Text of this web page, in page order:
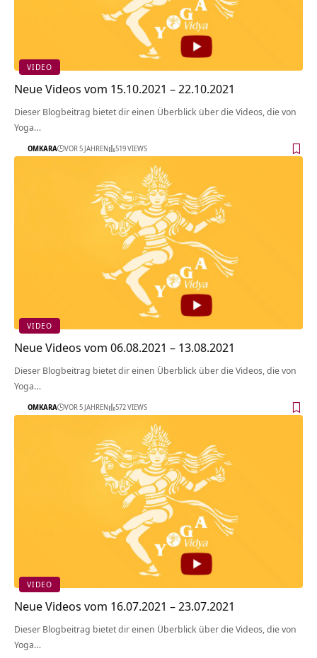
VIDEO
Neue Videos vom 15.10.2021 – 22.10.2021
Dieser Blogbeitrag bietet dir einen Überblick über die Videos, die von
Yoga…
OMKARA VOR 5 JAHREN 519 VIEWS
VIDEO
Neue Videos vom 06.08.2021 – 13.08.2021
Dieser Blogbeitrag bietet dir einen Überblick über die Videos, die von
Yoga…
OMKARA VOR 5 JAHREN 572 VIEWS
VIDEO
Neue Videos vom 16.07.2021 – 23.07.2021
Dieser Blogbeitrag bietet dir einen Überblick über die Videos, die von
Yoga…